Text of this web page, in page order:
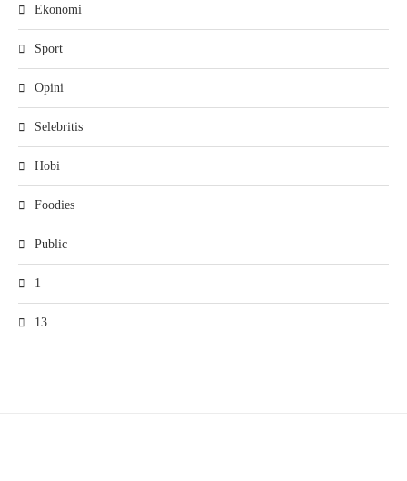
Ekonomi
Sport
Opini
Selebritis
Hobi
Foodies
Public
1
13